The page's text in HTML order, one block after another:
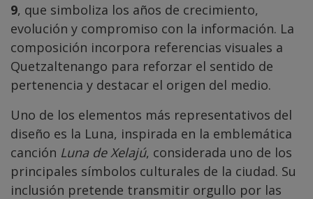
9, que simboliza los años de crecimiento,
evolución y compromiso con la información. La
composición incorpora referencias visuales a
Quetzaltenango para reforzar el sentido de
pertenencia y destacar el origen del medio.
Uno de los elementos más representativos del
diseño es la Luna, inspirada en la emblemática
canción Luna de Xelajú, considerada uno de los
principales símbolos culturales de la ciudad. Su
inclusión pretende transmitir orgullo por las